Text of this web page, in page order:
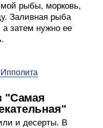
рыбы, морковь,
Заливная рыба
а затем нужно ее
"Самая
и десерты. В